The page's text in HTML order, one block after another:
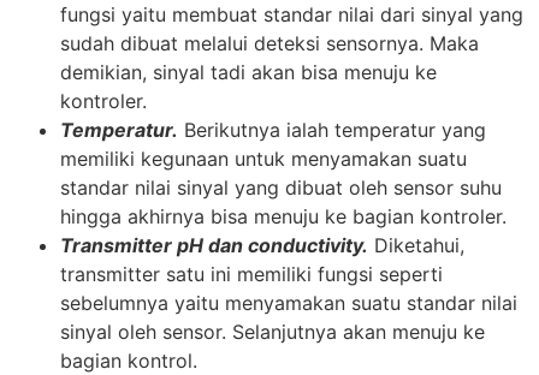
fungsi yaitu membuat standar nilai dari sinyal yang
sudah dibuat melalui deteksi sensornya. Maka
demikian, sinyal tadi akan bisa menuju ke
kontroler.
Temperatur. Berikutnya ialah temperatur yang
memiliki kegunaan untuk menyamakan suatu
standar nilai sinyal yang dibuat oleh sensor suhu
hingga akhirnya bisa menuju ke bagian kontroler.
Transmitter pH dan conductivity. Diketahui,
transmitter satu ini memiliki fungsi seperti
sebelumnya yaitu menyamakan suatu standar nilai
sinyal oleh sensor. Selanjutnya akan menuju ke
bagian kontrol.